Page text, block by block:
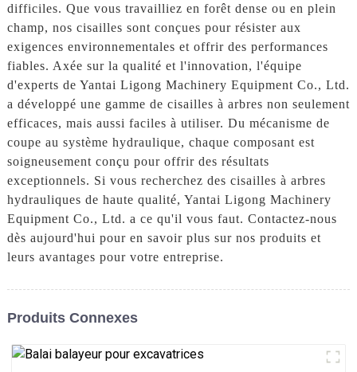
difficiles. Que vous travailliez en forêt dense ou en plein
champ, nos cisailles sont conçues pour résister aux
exigences environnementales et offrir des performances
fiables. Axée sur la qualité et l'innovation, l'équipe
d'experts de Yantai Ligong Machinery Equipment Co., Ltd.
a développé une gamme de cisailles à arbres non seulement
efficaces, mais aussi faciles à utiliser. Du mécanisme de
coupe au système hydraulique, chaque composant est
soigneusement conçu pour offrir des résultats
exceptionnels. Si vous recherchez des cisailles à arbres
hydrauliques de haute qualité, Yantai Ligong Machinery
Equipment Co., Ltd. a ce qu'il vous faut. Contactez-nous
dès aujourd'hui pour en savoir plus sur nos produits et
leurs avantages pour votre entreprise.
Produits Connexes